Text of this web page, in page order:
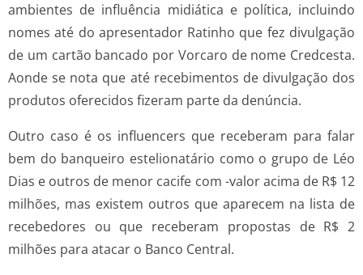
ambientes de influência midiática e política, incluindo
nomes até do apresentador Ratinho que fez divulgação
de um cartão bancado por Vorcaro de nome Credcesta.
Aonde se nota que até recebimentos de divulgação dos
produtos oferecidos fizeram parte da denúncia.
Outro caso é os influencers que receberam para falar
bem do banqueiro estelionatário como o grupo de Léo
Dias e outros de menor cacife com -valor acima de R$ 12
milhões, mas existem outros que aparecem na lista de
recebedores ou que receberam propostas de R$ 2
milhões para atacar o Banco Central.